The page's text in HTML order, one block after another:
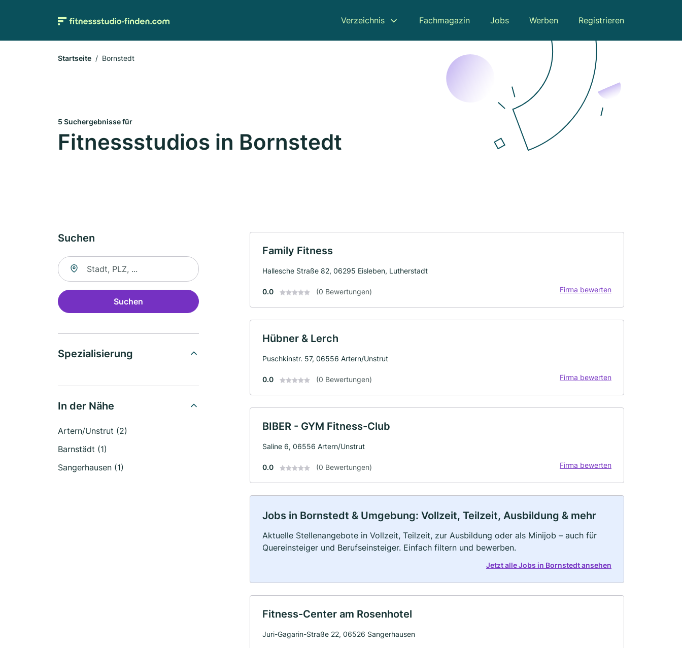
Verzeichnis Fachmagazin Jobs Werben Registrieren
Startseite Bornstedt
5 Suchergebnisse für
Fitnessstudios in Bornstedt
Suchen
Suche nach Ort
Suchen
Spezialisierung
In der Nähe
Artern/Unstrut (2)
Barnstädt (1)
Sangerhausen (1)
Family Fitness
Hallesche Straße 82, 06295 Eisleben, Lutherstadt
0.0 (0 Bewertungen) Firma bewerten
Hübner & Lerch
Puschkinstr. 57, 06556 Artern/Unstrut
0.0 (0 Bewertungen) Firma bewerten
BIBER - GYM Fitness-Club
Saline 6, 06556 Artern/Unstrut
0.0 (0 Bewertungen) Firma bewerten
Jobs in Bornstedt & Umgebung: Vollzeit, Teilzeit, Ausbildung & mehr
Aktuelle Stellenangebote in Vollzeit, Teilzeit, zur Ausbildung oder als Minijob – auch für
Quereinsteiger und Berufseinsteiger. Einfach filtern und bewerben.
Jetzt alle Jobs in Bornstedt ansehen
Fitness-Center am Rosenhotel
Juri-Gagarin-Straße 22, 06526 Sangerhausen